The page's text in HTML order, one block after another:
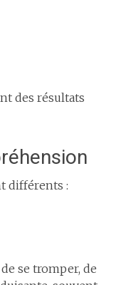
des résultats
différents :
se tromper, de